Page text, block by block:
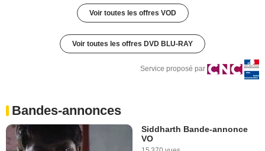
Voir toutes les offres VOD
Voir toutes les offres DVD BLU-RAY
Service proposé par
Bandes-annonces
Siddharth Bande-annonce
VO